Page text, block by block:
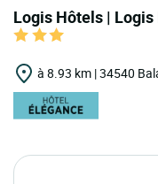
Logis Hôtels |
à 8.93 km | 34540